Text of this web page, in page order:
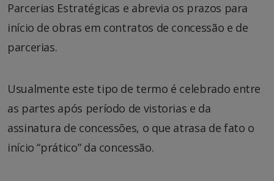
Parcerias Estratégicas e abrevia os prazos para
início de obras em contratos de concessão e de
parcerias.
Usualmente este tipo de termo é celebrado entre
as partes após período de vistorias e da
assinatura de concessões, o que atrasa de fato o
início “prático” da concessão.